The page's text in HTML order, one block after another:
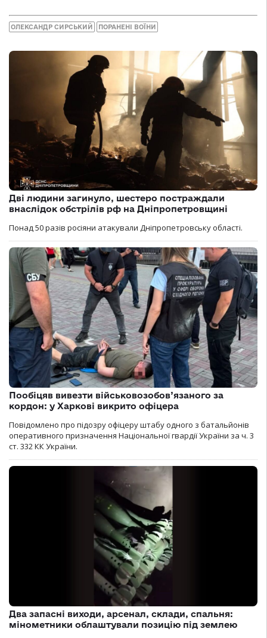
ОЛЕКСАНДР СИРСЬКИЙ ПОРАНЕНІ ВОЇНИ
Дві людини загинуло, шестеро постраждали
внаслідок обстрілів рф на Дніпропетровщині
Понад 50 разів росіяни атакували Дніпропетровську області.
Пообіцяв вивезти військовозобов’язаного за
кордон: у Харкові викрито офіцера
Повідомлено про підозру офіцеру штабу одного з батальйонів
оперативного призначення Національної гвардії України за ч. 3
ст. 332 КК України.
Два запасні виходи, арсенал, склади, спальня:
мінометники облаштували позицію під землею